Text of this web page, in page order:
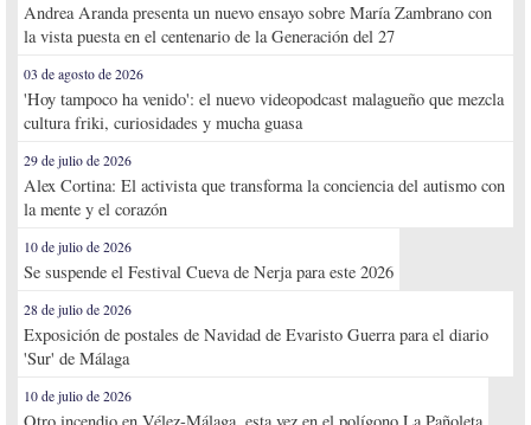
Andrea Aranda presenta un nuevo ensayo sobre María Zambrano con
la vista puesta en el centenario de la Generación del 27
03 de agosto de 2026
'Hoy tampoco ha venido': el nuevo videopodcast malagueño que mezcla
cultura friki, curiosidades y mucha guasa
29 de julio de 2026
Alex Cortina: El activista que transforma la conciencia del autismo con
la mente y el corazón
10 de julio de 2026
Se suspende el Festival Cueva de Nerja para este 2026
28 de julio de 2026
Exposición de postales de Navidad de Evaristo Guerra para el diario
'Sur' de Málaga
10 de julio de 2026